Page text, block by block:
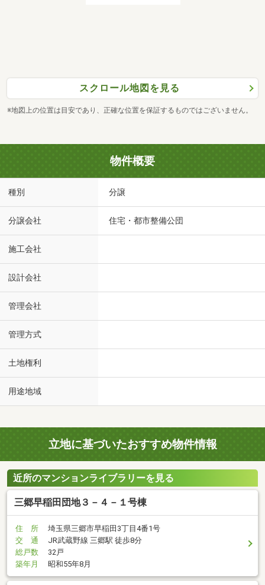
スクロール地図を見る
※地図上の位置は目安であり、正確な位置を保証するものではございません。
物件概要
種別 分譲
分譲会社 住宅・都市整備公団
施工会社
設計会社
管理会社
管理方式
土地権利
用途地域
立地に基づいたおすすめ物件情報
近所のマンションライブラリーを見る
三郷早稲田団地３－４－１号棟
住 所
埼玉県三郷市早稲田3丁目4番1号
交 通
JR武蔵野線 三郷駅 徒歩8分
総戸数
32戸
築年月
昭和55年8月